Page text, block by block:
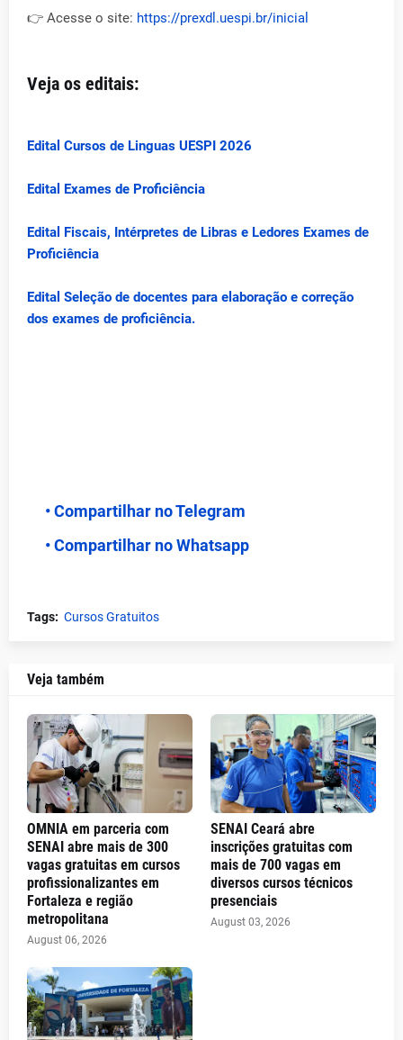
👉 Acesse o site: https://prexdl.uespi.br/inicial
Veja os editais:
Edital Cursos de Linguas UESPI 2026
Edital Exames de Proficiência
Edital Fiscais, Intérpretes de Libras e Ledores Exames de
Proficiência
Edital Seleção de docentes para elaboração e correção
dos exames de proficiência.
• Compartilhar no Telegram
• Compartilhar no Whatsapp
Tags: Cursos Gratuitos
Veja também
OMNIA em parceria com
SENAI abre mais de 300
vagas gratuitas em cursos
profissionalizantes em
Fortaleza e região
metropolitana
August 06, 2026
SENAI Ceará abre
inscrições gratuitas com
mais de 700 vagas em
diversos cursos técnicos
presenciais
August 03, 2026